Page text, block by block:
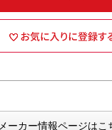
メーカー情報ページはこ